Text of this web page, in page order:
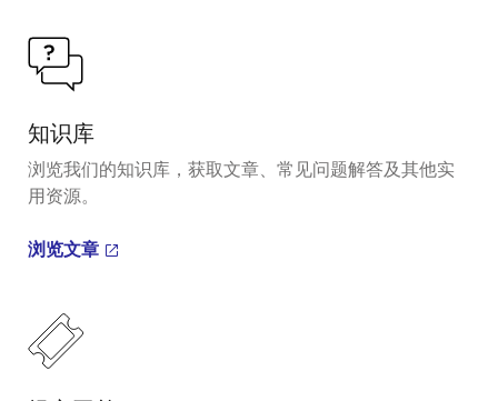
知识库
浏览我们的知识库，获取文章、常见问题解答及其他实
用资源。
浏览文章